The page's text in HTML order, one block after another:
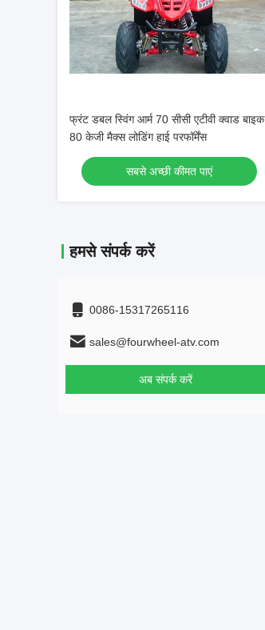
फ्रंट डबल स्विंग आर्म 70 सीसी एटीवी क्वाड बाइक
80 केजी मैक्स लोडिंग हाई परफॉर्मेंस
सबसे अच्छी कीमत पाएं
हमसे संपर्क करें
0086-15317265116
sales@fourwheel-atv.com
अब संपर्क करें